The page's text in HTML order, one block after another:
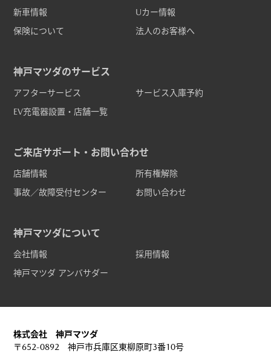
新車情報
Uカー情報
保険について
法人のお客様へ
神戸マツダのサービス
アフターサービス
サービス入庫予約
EV充電器設置・店舗一覧
ご来店サポート・お問い合わせ
店舗情報
所有権解除
事故／故障受付センター
お問い合わせ
神戸マツダについて
会社情報
採用情報
神戸マツダ アンバサダー
株式会社 神戸マツダ
〒652-0892 神戸市兵庫区東柳原町3番10号